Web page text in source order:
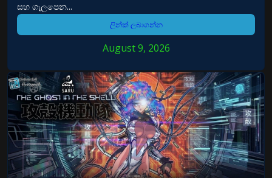
සහ ගැලපෙන...
ලින්ක් ලබාගන්න
August 9, 2026